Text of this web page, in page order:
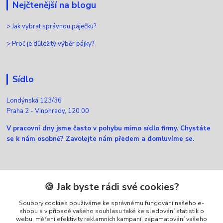
Nejčtenější na blogu
>Jak vybrat správnou páječku?
>Proč je důležitý výběr pájky?
Sídlo
Londýnská 123/36
Praha 2 - Vinohrady, 120 00
V pracovní dny jsme často v pohybu mimo sídlo firmy. Chystáte
se k nám osobně? Zavolejte nám předem a domluvíme se.
Kontakty
Zákaznická podpora Ellfox
+420 725 430 040
🍪 Jak byste rádi své cookies?
Soubory cookies používáme ke správnému fungování našeho e-
shopu a v případě vašeho souhlasu také ke sledování statistik o
webu, měření efektivity reklamních kampaní, zapamatování vašeho